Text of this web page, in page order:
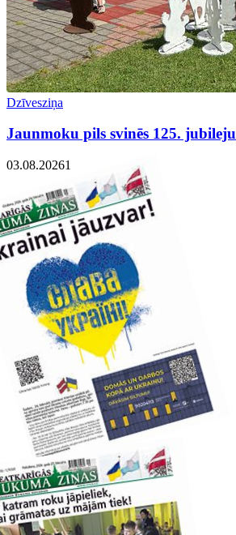
Dzīvesziņa
Jaunmoku pils svinēs 125. jubileju
03.08.20261